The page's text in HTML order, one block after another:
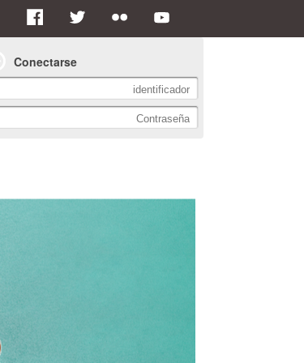
Conectarse